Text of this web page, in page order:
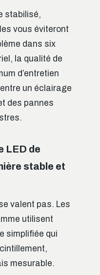
stabilisé,
vous éviteront
dans six
la qualité de
d’entretien
un éclairage
des pannes
LED de
stable et
valent pas. Les
utilisent
simplifiée qui
mesurable.